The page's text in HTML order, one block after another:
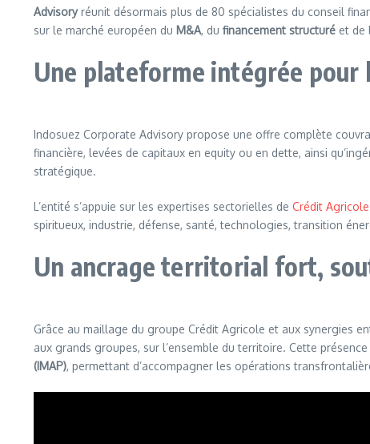
Advisoryréunit désormais plus de 80 spécialistes du conseil
sur le marché européen du M&A, du financement structuré et de
Une plateforme intégrée
Indosuez Corporate Advisory propose une offre complète
financière, levées de capitaux en equity ou en dette, ainsi
stratégique.
L’entité s’appuie sur les expertises sectorielles de Crédit Agricole
spiritueux, industrie, défense, santé, technologies, transition
Un ancrage territorial fort,
Grâce au maillage du groupe Crédit Agricole et aux synergies
aux grands groupes, sur l’ensemble du territoire. Cette
(IMAP), permettant d’accompagner les opérations